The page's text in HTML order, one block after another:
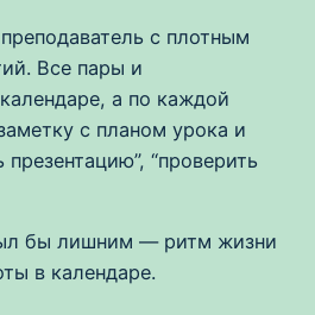
с плотным
Все пары и
а по каждой
с планом урока и
презентацию”, “проверить
бы лишним — ритм жизни
в календаре.